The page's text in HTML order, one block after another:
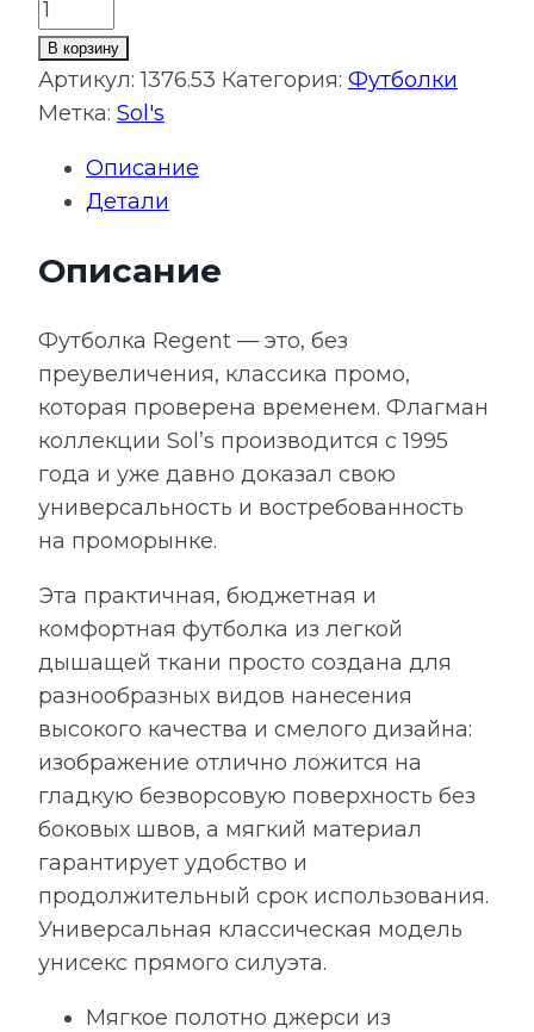
товара
Футболка
унисекс
150,
розовая
В корзину
Артикул:1376.53 Категория: Футболки
Метка: Sol's
Описание
Детали
Описание
Футболка Regent — это, без
преувеличения, классика промо,
которая проверена временем. Флагман
коллекции Sol’s производится с 1995
года и уже давно доказал свою
универсальность и востребованность
на проморынке.
Эта практичная, бюджетная и
комфортная футболка из легкой
дышащей ткани просто создана для
разнообразных видов нанесения
высокого качества и смелого дизайна:
изображение отлично ложится на
гладкую безворсовую поверхность без
боковых швов, а мягкий материал
гарантирует удобство и
продолжительный срок использования.
Универсальная классическая модель
унисекс прямого силуэта.
Мягкое полотно джерси из